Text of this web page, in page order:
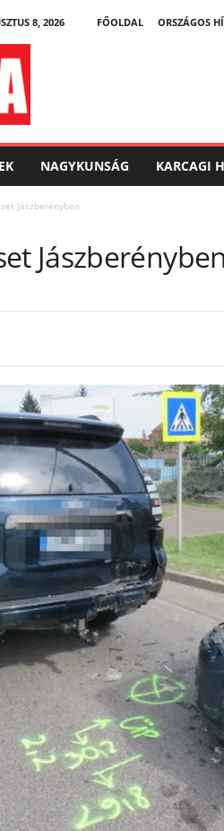
8, 2026 FŐOLDAL ORSZÁGOS
NAGYKUNSÁG KARCAGI
Jászberényben
Jászberényben